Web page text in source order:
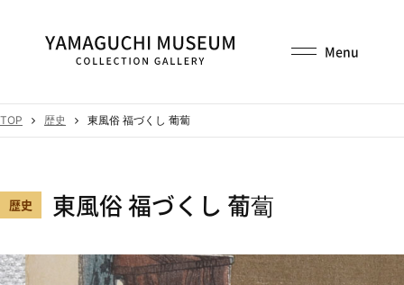
TOP 歴史 東風俗 福づくし 葡蔔
歴史 東風俗 福づくし 葡蔔